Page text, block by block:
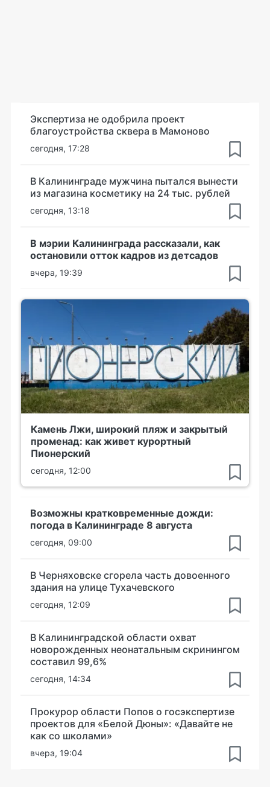
Экспертиза не одобрила проект
благоустройства сквера в Мамоново
сегодня, 17:28
В Калининграде мужчина пытался вынести
из магазина косметику на 24 тыс. рублей
сегодня, 13:18
В мэрии Калининграда рассказали, как
остановили отток кадров из детсадов
вчера, 19:39
Камень Лжи, широкий пляж и закрытый
променад: как живет курортный
Пионерский
сегодня, 12:00
Возможны кратковременные дожди:
погода в Калининграде 8 августа
сегодня, 09:00
В Черняховске сгорела часть довоенного
здания на улице Тухачевского
сегодня, 12:09
В Калининградской области охват
новорожденных неонатальным скринингом
составил 99,6%
сегодня, 14:34
Прокурор области Попов о госэкспертизе
проектов для «Белой Дюны»: «Давайте не
как со школами»
вчера, 19:04